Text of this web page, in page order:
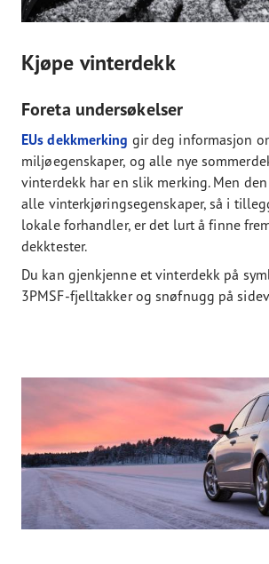
Kjøpe vinterdekk
Foreta undersøkelser
EUs dekkmerking gir deg informasjon
miljøegenskaper, og alle nye
vinterdekk har en slik merking. Men
alle vinterkjøringsegenskaper, så i
lokale forhandler, er det lurt å finne
dekktester.
Du kan gjenkjenne et vinterdekk på
3PMSF-fjelltakker og snøfnugg på